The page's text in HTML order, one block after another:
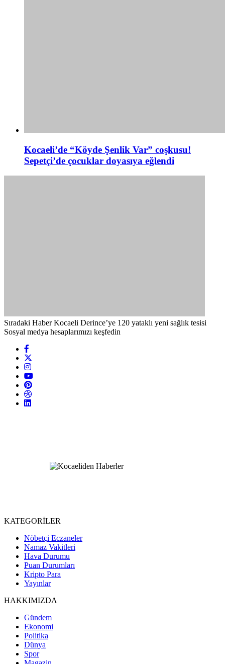
Kocaeli’de “Köyde Şenlik Var” coşkusu!
Sepetçi’de çocuklar doyasıya eğlendi
Sıradaki Haber Kocaeli Derince’ye 120 yataklı yeni sağlık tesisi
Sosyal medya hesaplarımızı keşfedin
KATEGORİLER
Nöbetçi Eczaneler
Namaz Vakitleri
Hava Durumu
Puan Durumları
Kripto Para
Yayınlar
HAKKIMIZDA
Gündem
Ekonomi
Politika
Dünya
Spor